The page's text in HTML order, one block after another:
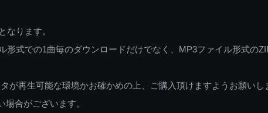
なります。
式での1曲毎のダウンロードだけでなく、MP3ファイル形式の
再生可能な環境かお確かめの上、ご購入頂けますようお願いし
合がございます。